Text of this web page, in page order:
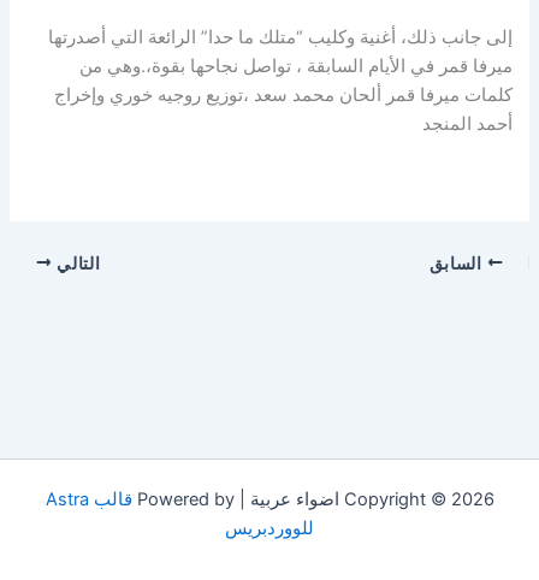
إلى جانب ذلك، أغنية وكليب “متلك ما حدا” الرائعة التي أصدرتها
ميرفا قمر في الأيام السابقة ، تواصل نجاحها بقوة،.وهي من
كلمات ميرفا قمر ألحان محمد سعد ،توزيع روجيه خوري وإخراج
أحمد المنجد
السابق التالي
Copyright © 2026 اضواء عربية | Powered by
قالب Astra
للووردبريس